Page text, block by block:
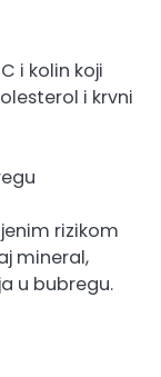
i kolin koji
i krvni
rizikom
mineral,
u bubregu.